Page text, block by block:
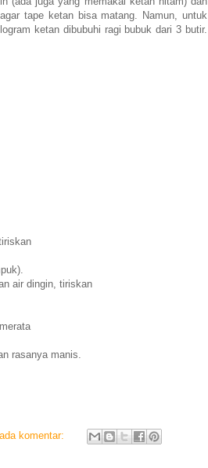
tape ketan bisa matang. Namun, untuk
ketan dibubuhi ragi bubuk dari 3 butir.
air dingin, tiriskan
rasanya manis.
komentar: